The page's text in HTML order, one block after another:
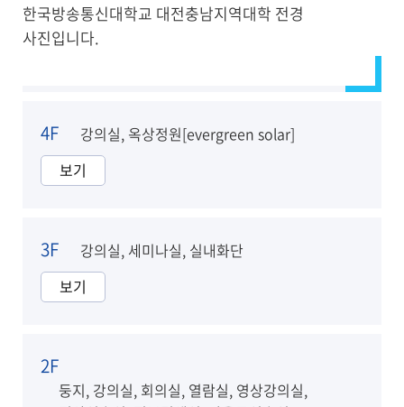
한국방송통신대학교 대전충남지역대학 전경
사진입니다.
4F
강의실, 옥상정원[evergreen solar]
보기
3F
강의실, 세미나실, 실내화단
보기
2F
둥지, 강의실, 회의실, 열람실, 영상강의실,